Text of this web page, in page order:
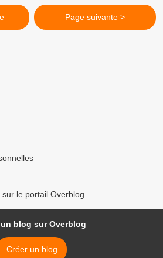
Page suivante >
le portail Overblog
un blog sur Overblog
Créer un blog